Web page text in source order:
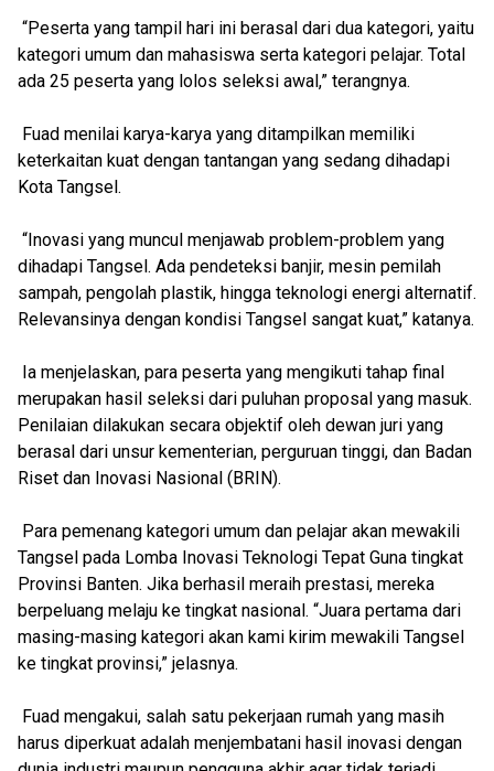
“Peserta yang tampil hari ini berasal dari dua kategori, yaitu
kategori umum dan mahasiswa serta kategori pelajar. Total
ada 25 peserta yang lolos seleksi awal,” terangnya.
Fuad menilai karya-karya yang ditampilkan memiliki
keterkaitan kuat dengan tantangan yang sedang dihadapi
Kota Tangsel.
“Inovasi yang muncul menjawab problem-problem yang
dihadapi Tangsel. Ada pendeteksi banjir, mesin pemilah
sampah, pengolah plastik, hingga teknologi energi alternatif.
Relevansinya dengan kondisi Tangsel sangat kuat,” katanya.
Ia menjelaskan, para peserta yang mengikuti tahap final
merupakan hasil seleksi dari puluhan proposal yang masuk.
Penilaian dilakukan secara objektif oleh dewan juri yang
berasal dari unsur kementerian, perguruan tinggi, dan Badan
Riset dan Inovasi Nasional (BRIN).
Para pemenang kategori umum dan pelajar akan mewakili
Tangsel pada Lomba Inovasi Teknologi Tepat Guna tingkat
Provinsi Banten. Jika berhasil meraih prestasi, mereka
berpeluang melaju ke tingkat nasional. “Juara pertama dari
masing-masing kategori akan kami kirim mewakili Tangsel
ke tingkat provinsi,” jelasnya.
Fuad mengakui, salah satu pekerjaan rumah yang masih
harus diperkuat adalah menjembatani hasil inovasi dengan